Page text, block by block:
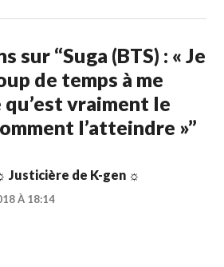
sur “Suga (BTS) : « Je
de temps à me
vraiment le
l’atteindre »”
Justicière de K-gen ☼
À 18:14